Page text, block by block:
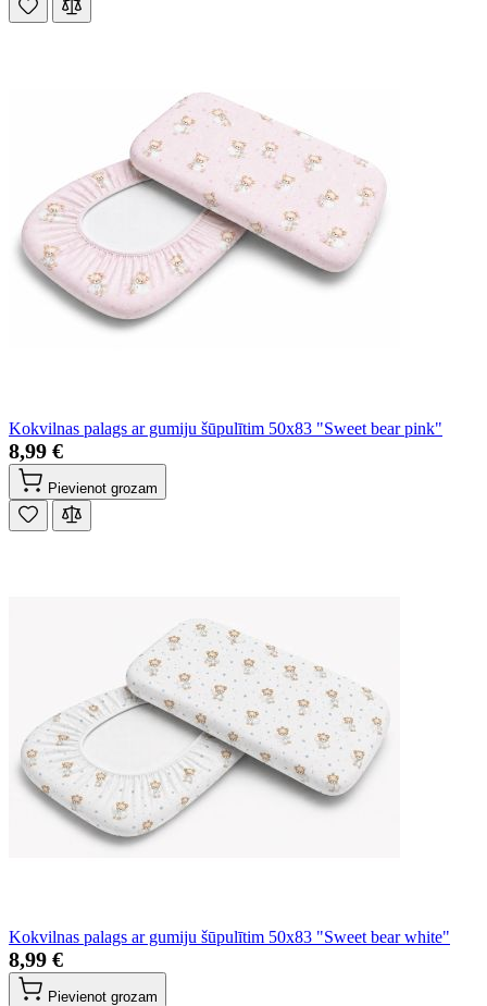
Kokvilnas palags ar gumiju šūpulītim 50x83 "Sweet bear pink"
8,99 €
Pievienot grozam
Kokvilnas palags ar gumiju šūpulītim 50x83 "Sweet bear white"
8,99 €
Pievienot grozam